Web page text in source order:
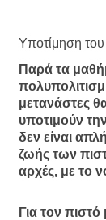
Υποτίμηση του
Παρά τα
μετανάστες
υποτιμούν
δεν είναι
ζωής των
αρχές, με το
Για τον